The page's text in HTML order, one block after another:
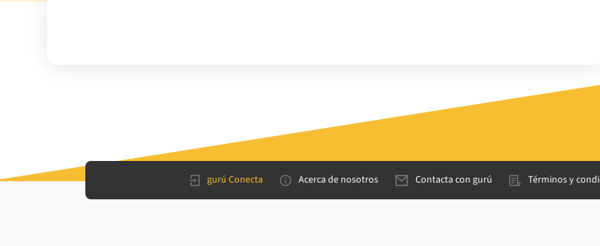
gurú Conecta Acerca de nosotros Contacta con gurú Términos y